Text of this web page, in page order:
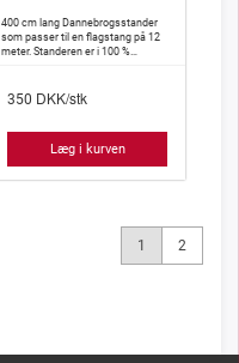
400 cm lang Dannebrogsstander
som passer til en flagstang på 12
meter. Standeren er i 100 %
vanskeligt slår knuder.
350 DKK/stk
Læg i kurven
1 2